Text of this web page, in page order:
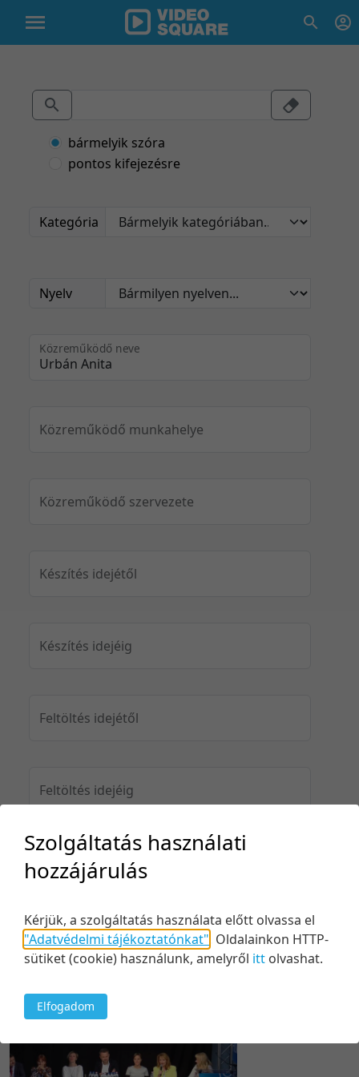
bármelyik szóra
pontos kifejezésre
Kategória
Nyelv
Közreműködő neve
Közreműködő munkahelye
Közreműködő szervezete
Készítés idejétől
Készítés idejéig
Feltöltés idejétől
Feltöltés idejéig
Kezdés/felvétel dátuma szerint
20 tétel/oldal
Szolgáltatás használati
hozzájárulás
Kérjük, a szolgáltatás használata előtt olvassa el
"Adatvédelmi tájékoztatónkat" Oldalainkon HTTP-
sütiket (cookie) használunk, amelyről itt olvashat.
Elfogadom